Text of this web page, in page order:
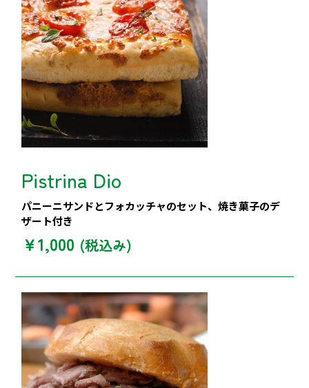
Pistrina Dio
パニーニサンドとフォカッチャのセット、焼き菓子のデ
ザート付き
￥1,000 (税込み)